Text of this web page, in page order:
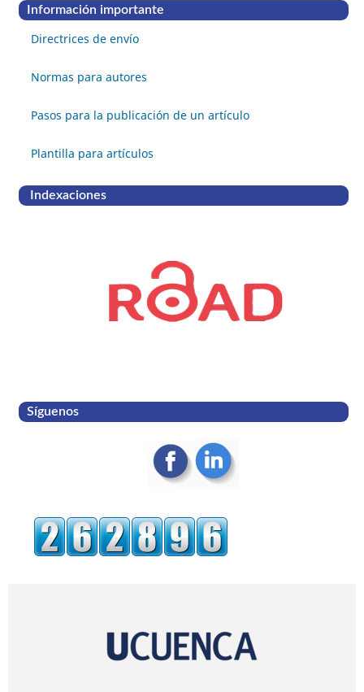
Información importante
Directrices de envío
Normas para autores
Pasos para la publicación de un artículo
Plantilla para artículos
Indexaciones
Síguenos